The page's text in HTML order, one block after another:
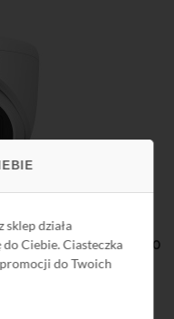
sklep działa
Ciebie. Ciasteczka
do Twoich
Hikvision DS-
lx, mikrofon, IR do 20
(HD-TVI, HD-